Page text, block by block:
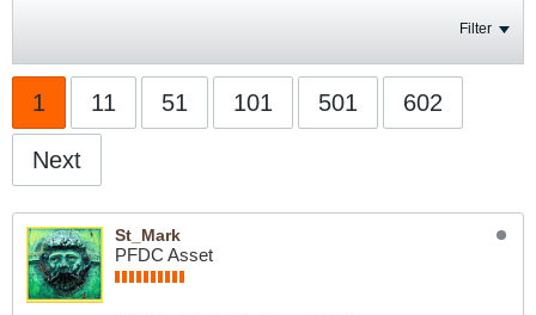
Filter
1 11 51 101 501 602
Next
St_Mark
PFDC Asset